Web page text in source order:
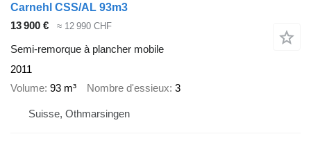
Carnehl CSS/AL 93m3
13 900 €
≈ 12 990 CHF
Semi-remorque à plancher mobile
2011
Volume 93 m³ Nombre d'essieux 3
Suisse, Othmarsingen